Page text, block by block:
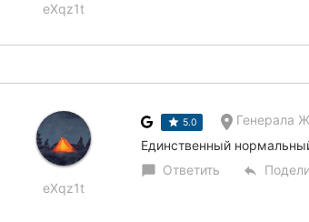
eXqz1t
eXqz1t
5.0 Генерала
Единственный
chat_bubble Ответить reply